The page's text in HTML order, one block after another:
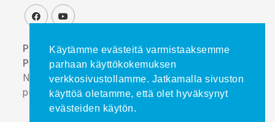
Projektikoordinaattori
Projektkoordinator
Noora Turtinen
puh./tel. 044 777 8839
Käytämme evästeitä varmistaaksemme
parhaan käyttökokemuksen
verkkosivustollamme. Jatkamalla sivuston
käyttöä oletamme, että olet hyväksynyt
evästeiden käytön.